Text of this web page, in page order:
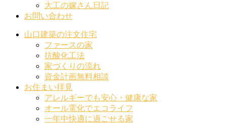
大工の嫁さん日記
お問い合わせ
山口建築の注文住宅
ファースの家
抗酸化工法
家づくりの流れ
資金計画無料相談
お住まい拝見
アレルギーでも安心・健康な家
オール電化でエコライフ
一年中快適に過ごせる家